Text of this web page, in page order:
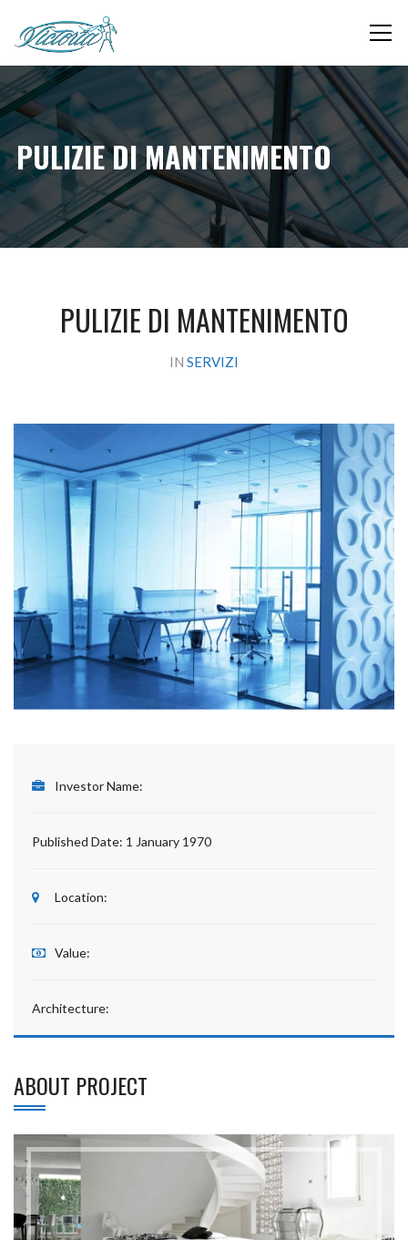
PULIZIE DI MANTENIMENTO
PULIZIE DI MANTENIMENTO
IN SERVIZI
Investor Name:
Published Date: 1 January 1970
Location:
Value:
Architecture:
ABOUT PROJECT